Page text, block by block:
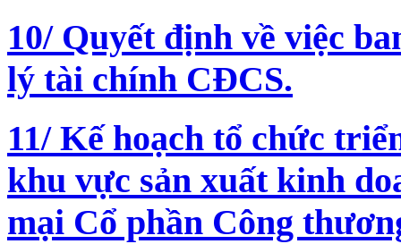
10/ Quyết định về việc
lý tài chính CĐCS.
11/ Kế hoạch tổ chức
khu vực sản xuất kinh
mại Cổ phần Công